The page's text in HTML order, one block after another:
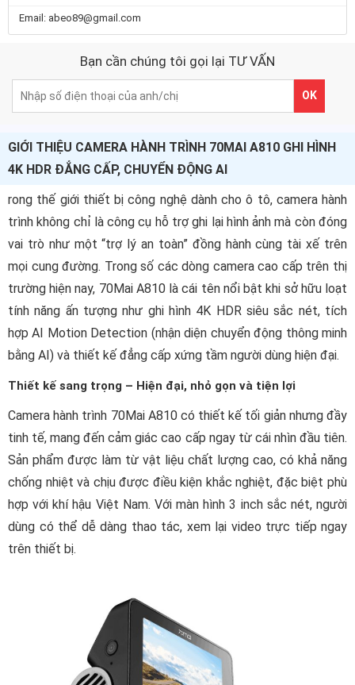
Email: abeo89@gmail.com
Bạn cần chúng tôi gọi lại TƯ VẤN
OK
GIỚI THIỆU CAMERA HÀNH TRÌNH 70MAI A810 GHI HÌNH
4K HDR ĐẲNG CẤP, CHUYỂN ĐỘNG AI
rong thế giới thiết bị công nghệ dành cho ô tô, camera hành
trình không chỉ là công cụ hỗ trợ ghi lại hình ảnh mà còn đóng
vai trò như một “trợ lý an toàn” đồng hành cùng tài xế trên
mọi cung đường. Trong số các dòng camera cao cấp trên thị
trường hiện nay, 70Mai A810 là cái tên nổi bật khi sở hữu loạt
tính năng ấn tượng như ghi hình 4K HDR siêu sắc nét, tích
hợp AI Motion Detection (nhận diện chuyển động thông minh
bằng AI) và thiết kế đẳng cấp xứng tầm người dùng hiện đại.
Thiết kế sang trọng – Hiện đại, nhỏ gọn và tiện lợi
Camera hành trình 70Mai A810 có thiết kế tối giản nhưng đầy
tinh tế, mang đến cảm giác cao cấp ngay từ cái nhìn đầu tiên.
Sản phẩm được làm từ vật liệu chất lượng cao, có khả năng
chống nhiệt và chịu được điều kiện khắc nghiệt, đặc biệt phù
hợp với khí hậu Việt Nam. Với màn hình 3 inch sắc nét, người
dùng có thể dễ dàng thao tác, xem lại video trực tiếp ngay
trên thiết bị.